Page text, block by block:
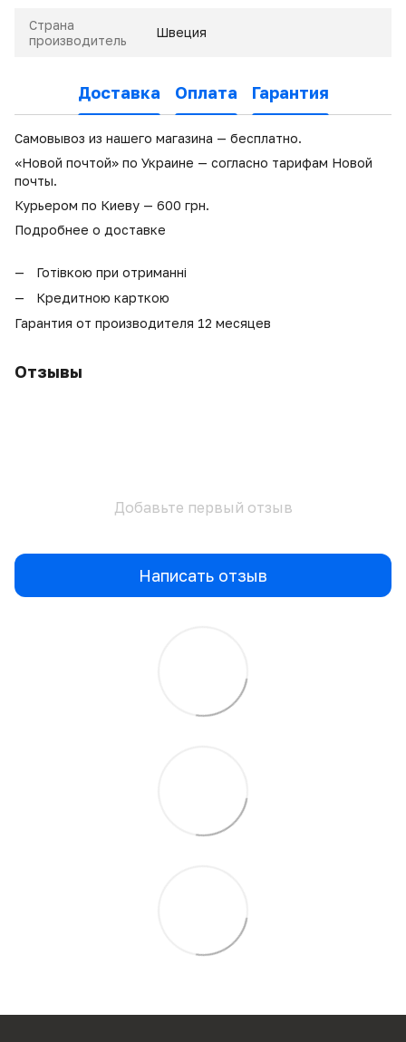
Страна
производитель
Швеция
Доставка Оплата Гарантия
Самовывоз из нашего магазина — бесплатно.
«Новой почтой» по Украине — согласно тарифам Новой
почты.
Курьером по Киеву — 600 грн.
Подробнее о доставке
Готівкою при отриманні
Кредитною карткою
Гарантия от производителя 12 месяцев
Отзывы
Добавьте первый отзыв
Написать отзыв